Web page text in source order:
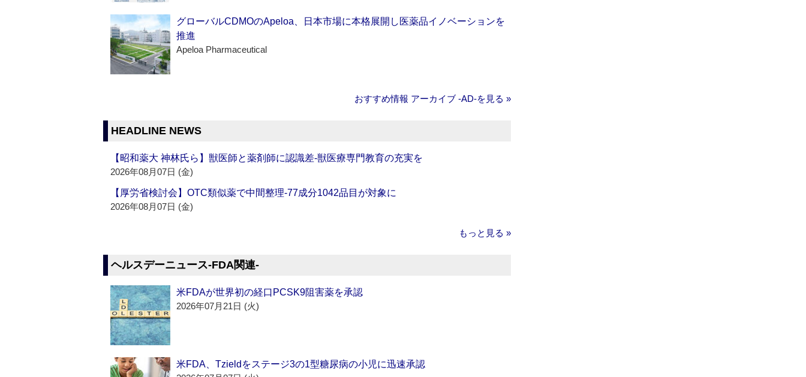
グローバルCDMOのApeloa、日本市場に本格展開し医薬品イノベーションを
推進
Apeloa Pharmaceutical
おすすめ情報 アーカイブ ‐AD‐を見る »
HEADLINE NEWS
【昭和薬大 神林氏ら】獣医師と薬剤師に認識差‐獣医療専門教育の充実を
2026年08月07日 (金)
【厚労省検討会】OTC類似薬で中間整理‐77成分1042品目が対象に
2026年08月07日 (金)
もっと見る »
ヘルスデーニュース‐FDA関連‐
米FDAが世界初の経口PCSK9阻害薬を承認
2026年07月21日 (火)
米FDA、Tzieldをステージ3の1型糖尿病の小児に迅速承認